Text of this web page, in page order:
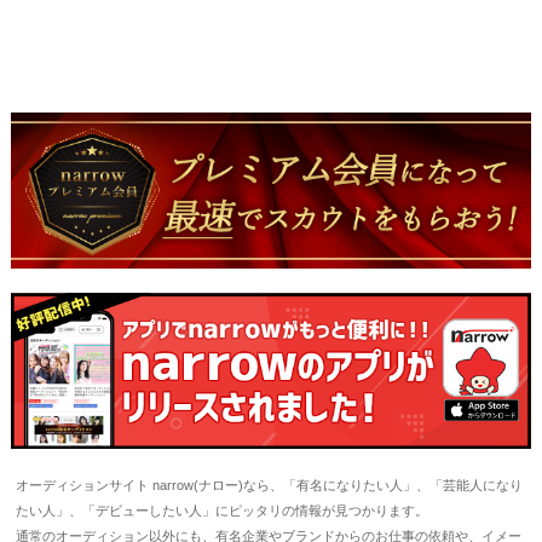
オーディションサイト narrow(ナロー)なら、「有名になりたい人」、「芸能人になり
たい人」、「デビューしたい人」にピッタリの情報が見つかります。
通常のオーディション以外にも、有名企業やブランドからのお仕事の依頼や、イメー